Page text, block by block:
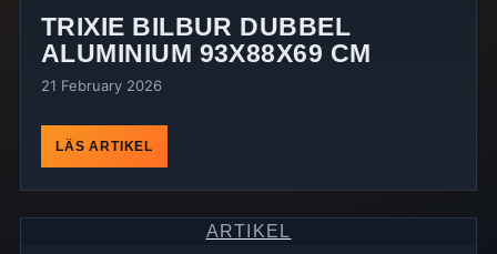
TRIXIE BILBUR DUBBEL
ALUMINIUM 93X88X69 CM
21 February 2026
LÄS ARTIKEL
ARTIKEL